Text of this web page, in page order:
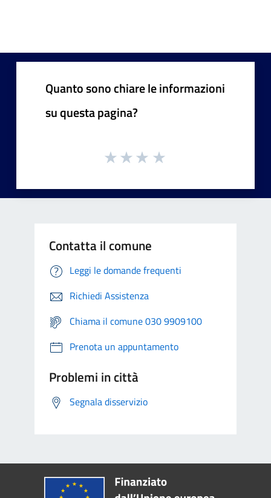
Quanto sono chiare le informazioni
su questa pagina?
Contatta il comune
Leggi le domande frequenti
Richiedi Assistenza
Chiama il comune 030 9909100
Prenota un appuntamento
Problemi in città
Segnala disservizio